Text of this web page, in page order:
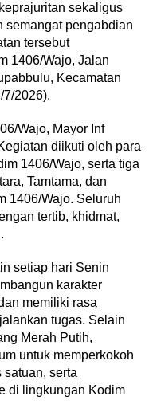
sekaligus
semangat pengabdian
tersebut
1406/Wajo, Jalan
Kecamatan
7/2026).
Wajo, Mayor Inf
diikuti oleh para
1406/Wajo, serta tiga
Tamtama, dan
1406/Wajo. Seluruh
tertib, khidmat,
setiap hari Senin
karakter
memiliki rasa
tugas. Selain
Merah Putih,
untuk memperkokoh
serta
di lingkungan Kodim